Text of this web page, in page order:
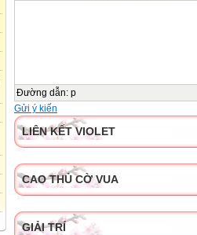
Đường dẫn: p
Gửi ý kiến
LIÊN KẾT VIOLET
CAO THỦ CỜ VUA
GIẢI TRÍ